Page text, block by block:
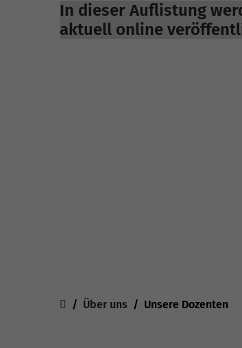
In dieser Auflistung
aktuell online
You are here:
Über uns Unsere Dozenten